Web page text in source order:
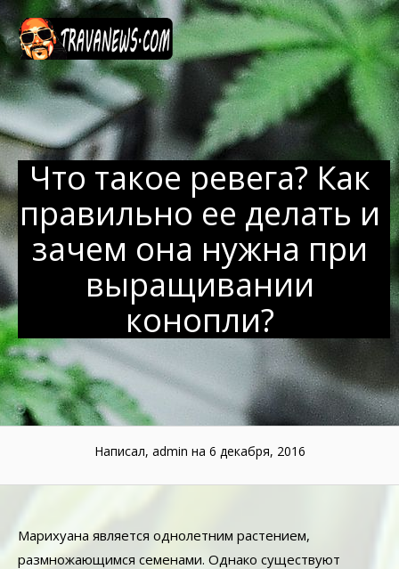
Перейти
к
содержанию
Что такое ревега? Как
правильно ее делать и
зачем она нужна при
выращивании
конопли?
Написал, admin на 6 декабря, 2016
Марихуана является однолетним растением,
размножающимся семенами. Однако существуют